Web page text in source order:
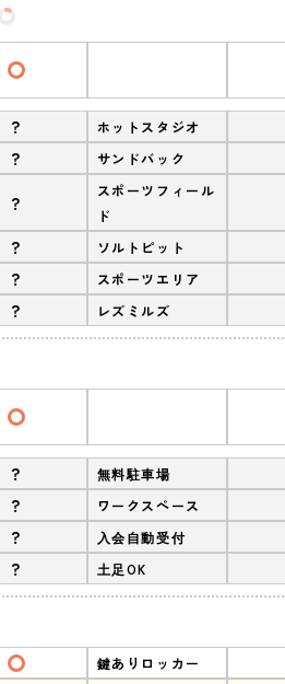
? ホットスタジオ
? サンドバック
?
スポーツフィール
ド
? ソルトピット
? スポーツエリア
? レズミルズ
? 無料駐車場
? ワークスペース
? 入会自動受付
? 土足OK
鍵ありロッカー